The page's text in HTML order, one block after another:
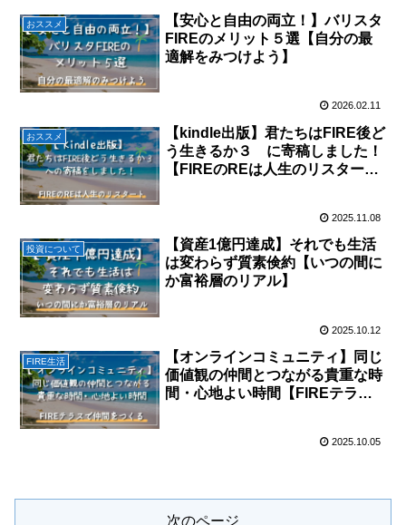
おススメ
【安心と自由の両立！】バリスタ
FIREのメリット５選【自分の最
適解をみつけよう】
2026.02.11
おススメ
【kindle出版】君たちはFIRE後ど
う生きるか３ に寄稿しました！
【FIREのREは人生のリスター
2025.11.08
投資について
【資産1億円達成】それでも生活
は変わらず質素倹約【いつの間に
か富裕層のリアル】
2025.10.12
FIRE生活
【オンラインコミュニティ】同じ
価値観の仲間とつながる貴重な時
間・心地よい時間【FIREテラス
2025.10.05
次のページ